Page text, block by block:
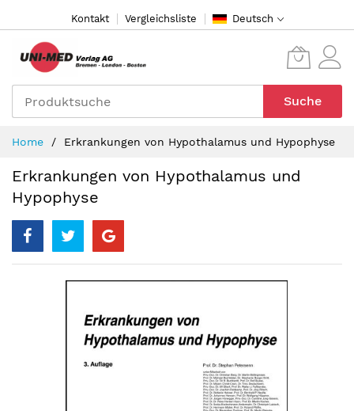
Inhalt
Kontakt Vergleichsliste Deutsch
Suche
Home Erkrankungen von Hypothalamus und Hypophyse
Erkrankungen von Hypothalamus und
Hypophyse
Bildergalerie